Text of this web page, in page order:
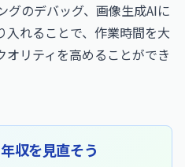
グのデバッグ、画像生成AIに
入れることで、作業時間を大
オリティを高めることができ
収を見直そう